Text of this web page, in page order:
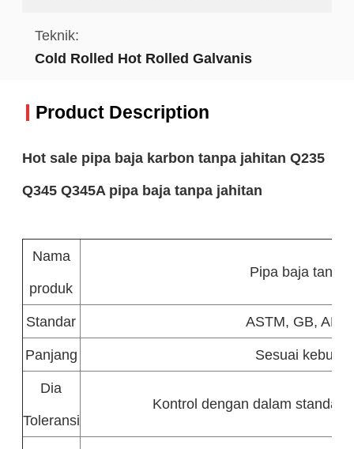
Teknik:
Cold Rolled Hot Rolled Galvanis
Product Description
Hot sale pipa baja karbon tanpa jahitan Q235
Q345 Q345A pipa baja tanpa jahitan
Nama
produk
Pipa baja tanpa
Standar
ASTM, GB, API,
Panjang
Sesuai
Dia
Toleransi
Kontrol dengan dalam standar,